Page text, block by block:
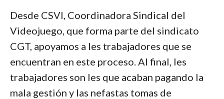
Desde CSVI, Coordinadora Sindical del
Videojuego, que forma parte del sindicato
CGT, apoyamos a les trabajadores que se
encuentran en este proceso. Al final, les
trabajadores son les que acaban pagando la
mala gestión y las nefastas tomas de